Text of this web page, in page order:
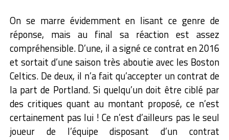
On se marre évidemment en lisant ce genre de
réponse, mais au final sa réaction est assez
compréhensible. D’une, il a signé ce contrat en 2016
et sortait d’une saison très aboutie avec les Boston
Celtics. De deux, il n’a fait qu’accepter un contrat de
la part de Portland. Si quelqu’un doit être ciblé par
des critiques quant au montant proposé, ce n’est
certainement pas lui ! Ce n’est d’ailleurs pas le seul
joueur de l’équipe disposant d’un contrat